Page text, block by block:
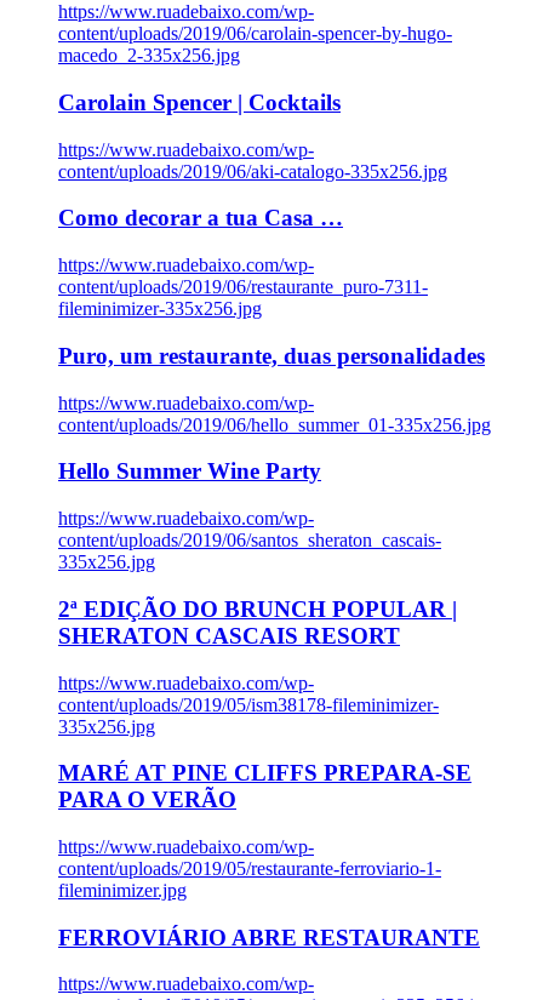
https://www.ruadebaixo.com/wp-
content/uploads/2019/06/carolain-spencer-by-hugo-
macedo_2-335x256.jpg
Carolain Spencer | Cocktails
https://www.ruadebaixo.com/wp-
content/uploads/2019/06/aki-catalogo-335x256.jpg
Como decorar a tua Casa …
https://www.ruadebaixo.com/wp-
content/uploads/2019/06/restaurante_puro-7311-
fileminimizer-335x256.jpg
Puro, um restaurante, duas personalidades
https://www.ruadebaixo.com/wp-
content/uploads/2019/06/hello_summer_01-335x256.jpg
Hello Summer Wine Party
https://www.ruadebaixo.com/wp-
content/uploads/2019/06/santos_sheraton_cascais-
335x256.jpg
2ª EDIÇÃO DO BRUNCH POPULAR |
SHERATON CASCAIS RESORT
https://www.ruadebaixo.com/wp-
content/uploads/2019/05/ism38178-fileminimizer-
335x256.jpg
MARÉ AT PINE CLIFFS PREPARA-SE
PARA O VERÃO
https://www.ruadebaixo.com/wp-
content/uploads/2019/05/restaurante-ferroviario-1-
fileminimizer.jpg
FERROVIÁRIO ABRE RESTAURANTE
https://www.ruadebaixo.com/wp-